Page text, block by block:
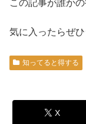
この記事が誰か
気に入ったらぜ
知ってると得する
X